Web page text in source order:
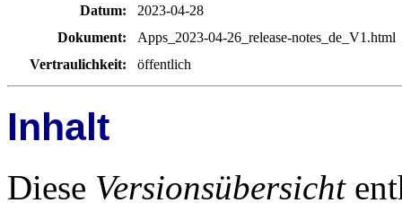
Datum:
2023-04-28
Dokument:
Apps_2023-04-26_release-notes_de_V1.html
Vertraulichkeit:
öffentlich
Inhalt
Diese Versionsübersicht